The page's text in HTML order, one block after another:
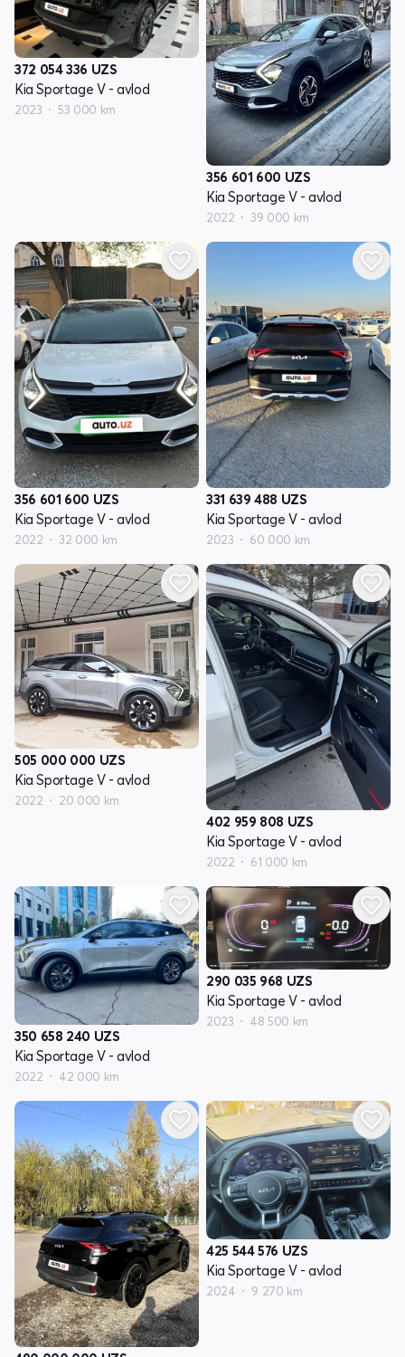
372 054 336 UZS
Kia Sportage V - avlod
2023 53 000 km
356 601 600 UZS
Kia Sportage V - avlod
2022 39 000 km
356 601 600 UZS
Kia Sportage V - avlod
2022 32 000 km
331 639 488 UZS
Kia Sportage V - avlod
2023 60 000 km
505 000 000 UZS
Kia Sportage V - avlod
2022 20 000 km
402 959 808 UZS
Kia Sportage V - avlod
2022 61 000 km
350 658 240 UZS
Kia Sportage V - avlod
2022 42 000 km
290 035 968 UZS
Kia Sportage V - avlod
2023 48 500 km
425 544 576 UZS
Kia Sportage V - avlod
2024 9 270 km